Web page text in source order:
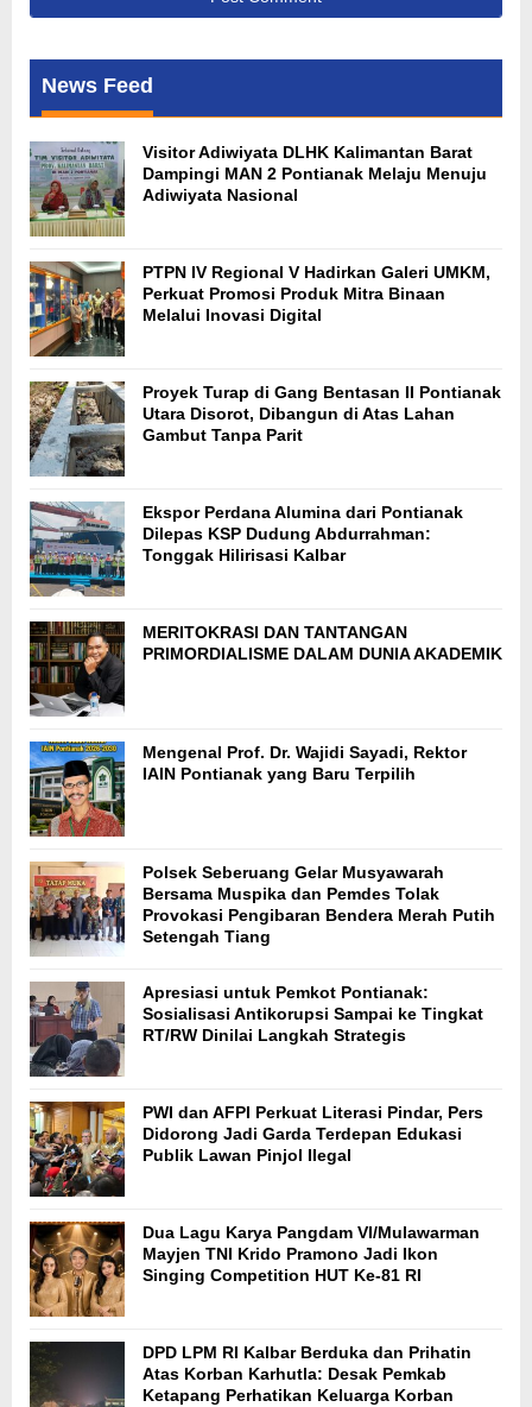
News Feed
Visitor Adiwiyata DLHK Kalimantan Barat
Dampingi MAN 2 Pontianak Melaju Menuju
Adiwiyata Nasional
PTPN IV Regional V Hadirkan Galeri UMKM,
Perkuat Promosi Produk Mitra Binaan
Melalui Inovasi Digital
Proyek Turap di Gang Bentasan II Pontianak
Utara Disorot, Dibangun di Atas Lahan
Gambut Tanpa Parit
Ekspor Perdana Alumina dari Pontianak
Dilepas KSP Dudung Abdurrahman:
Tonggak Hilirisasi Kalbar
MERITOKRASI DAN TANTANGAN
PRIMORDIALISME DALAM DUNIA AKADEMIK
Mengenal Prof. Dr. Wajidi Sayadi, Rektor
IAIN Pontianak yang Baru Terpilih
Polsek Seberuang Gelar Musyawarah
Bersama Muspika dan Pemdes Tolak
Provokasi Pengibaran Bendera Merah Putih
Setengah Tiang
Apresiasi untuk Pemkot Pontianak:
Sosialisasi Antikorupsi Sampai ke Tingkat
RT/RW Dinilai Langkah Strategis
PWI dan AFPI Perkuat Literasi Pindar, Pers
Didorong Jadi Garda Terdepan Edukasi
Publik Lawan Pinjol Ilegal
Dua Lagu Karya Pangdam VI/Mulawarman
Mayjen TNI Krido Pramono Jadi Ikon
Singing Competition HUT Ke-81 RI
DPD LPM RI Kalbar Berduka dan Prihatin
Atas Korban Karhutla: Desak Pemkab
Ketapang Perhatikan Keluarga Korban